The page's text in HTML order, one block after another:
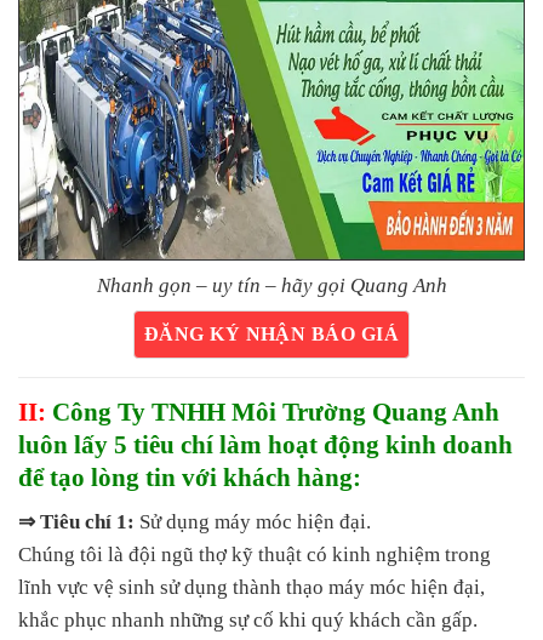
Nhanh gọn – uy tín – hãy gọi Quang Anh
ĐĂNG KÝ NHẬN BÁO GIÁ
II: Công Ty TNHH Môi Trường Quang Anh
luôn lấy 5 tiêu chí làm hoạt động kinh doanh
để tạo lòng tin với khách hàng:
⇒ Tiêu chí 1: Sử dụng máy móc hiện đại.
Chúng tôi là đội ngũ thợ kỹ thuật có kinh nghiệm trong
lĩnh vực vệ sinh sử dụng thành thạo máy móc hiện đại,
khắc phục nhanh những sự cố khi quý khách cần gấp.